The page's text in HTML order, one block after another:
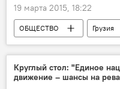
19 марта 2015, 18:22
ОБЩЕСТВО Грузия
Круглый стол: "Единое
движение – шансы на